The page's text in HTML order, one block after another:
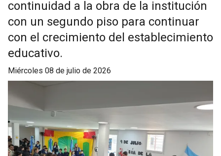
continuidad a la obra de la institución
con un segundo piso para continuar
con el crecimiento del establecimiento
educativo.
miércoles 08 de julio de 2026